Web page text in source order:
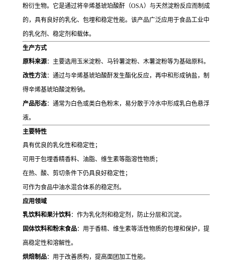
粉衍生物。它是通过将辛烯基琥珀酸酐（OSA）与天然淀粉反应而制成
的，具有良好的乳化、包埋和稳定性能。该产品广泛应用于食品工业中
的乳化剂、稳定剂和载体。
生产方式
原料来源：主要选用玉米淀粉、马铃薯淀粉、木薯淀粉等为基础原料。
改性方法：通过与辛烯基琥珀酸酐发生酯化反应，再中和形成钠盐，制
得辛烯基琥珀酸淀粉钠。
产品形态：通常为白色或类白色粉末，易分散于冷水中形成乳白色悬浮
液。
主要特性
具有优良的乳化性和稳定性；
可用于包埋香精香料、油脂、维生素等脂溶性物质；
在热、酸、剪切条件下仍具良好稳定性；
可作为食品中油水混合体系的稳定剂。
应用领域
乳饮料和果汁饮料：作为乳化剂和稳定剂，防止分层和沉淀。
固体饮料和粉末食品：用于香精、维生素等活性物质的包埋和保护，提
高稳定性和溶解性。
烘焙制品：用于改善质构，提高面团加工性能。